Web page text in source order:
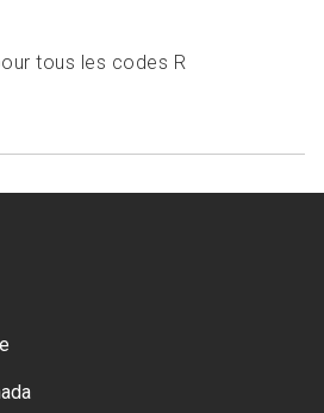
tous les codes R